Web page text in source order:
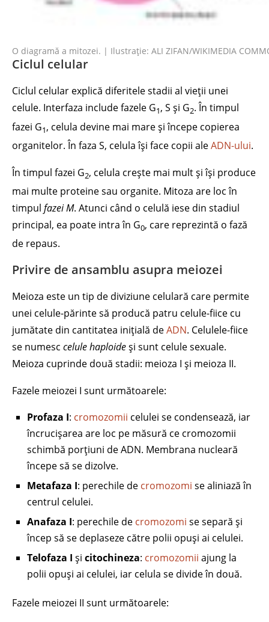
O diagramă a mitozei. | Ilustrație: ALI ZIFAN/WIKIMEDIA
Ciclul celular
Ciclul celular explică diferitele stadii al vieții unei
celule. Interfaza include fazele G1, S și G2. În timpul
fazei G1, celula devine mai mare și începe copierea
organitelor. În faza S, celula își face copii aleADN-ului.
În timpul fazei G2, celula crește mai mult și își produce
mai multe proteine sau organite. Mitoza are loc în
timpul fazei M. Atunci când o celulă iese din stadiul
principal, ea poate intra în G0, care reprezintă o fază
de repaus.
Privire de ansamblu asupra meiozei
Meioza este un tip de diviziune celulară care permite
unei celule-părinte să producă patru celule-fiice cu
jumătate din cantitatea inițială deADN. Celulele-fiice
se numesc celule haploideși sunt celule sexuale.
Meioza cuprinde două stadii: meioza I și meioza II.
Fazele meiozei I sunt următoarele:
Profaza I: cromozomii celulei se condensează, iar
încrucișarea are loc pe măsură ce cromozomii
schimbă porțiuni de ADN. Membrana nucleară
începe să se dizolve.
Metafaza I: perechile de cromozomi se aliniază în
centrul celulei.
Anafaza I: perechile de cromozomi se separă și
încep să se deplaseze către polii opuși ai celulei.
Telofaza I și citochineza: cromozomii ajung la
polii opuși ai celulei, iar celula se divide în două.
Fazele meiozei II sunt următoarele: